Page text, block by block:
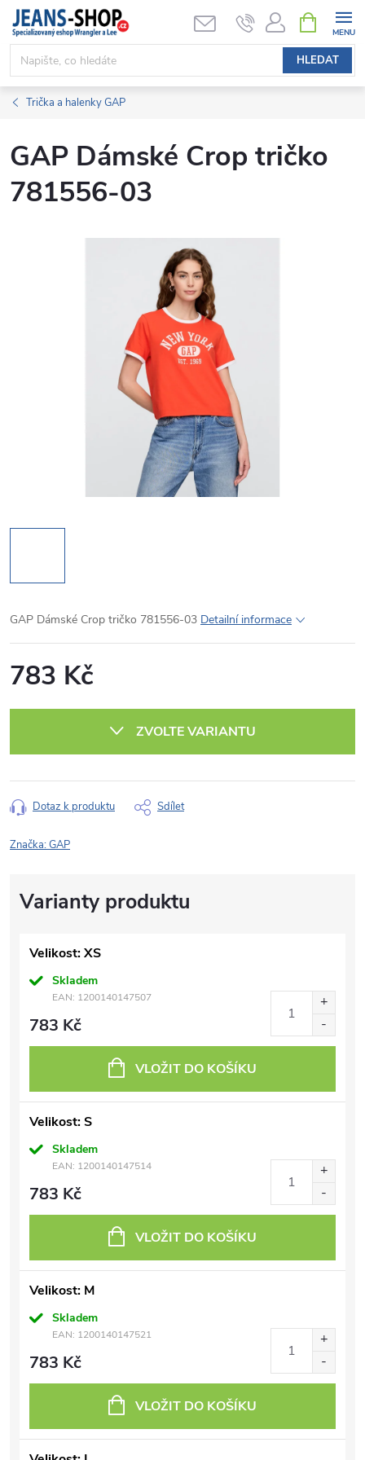
Přejít
obsah
HLEDAT
NÁKUPNÍ
KOŠÍK
Trička a halenky GAP
GAP Dámské Crop tričko
781556-03
GAP Dámské Crop tričko 781556-03 Detailní informace
783 Kč
ZVOLTE VARIANTU
Dotaz k produktu Sdílet
Značka:GAP
Velikost: XS
Skladem
EAN: 1200140147507
783 Kč
VLOŽIT DO KOŠÍKU
Velikost: S
Skladem
EAN: 1200140147514
783 Kč
VLOŽIT DO KOŠÍKU
Velikost: M
Skladem
EAN: 1200140147521
783 Kč
VLOŽIT DO KOŠÍKU